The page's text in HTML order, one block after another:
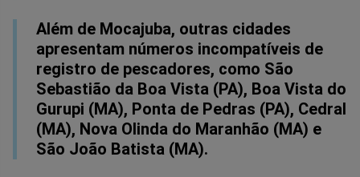
Além de Mocajuba, outras cidades
apresentam números incompatíveis de
registro de pescadores, como São
Sebastião da Boa Vista (PA), Boa Vista do
Gurupi (MA), Ponta de Pedras (PA), Cedral
(MA), Nova Olinda do Maranhão (MA) e
São João Batista (MA).